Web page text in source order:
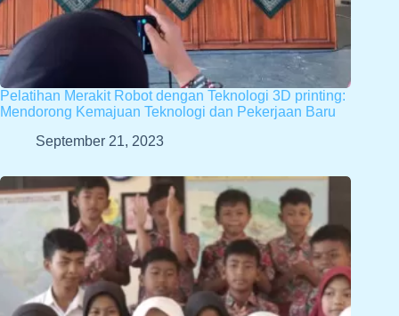
Pelatihan Merakit Robot dengan Teknologi 3D printing:
Mendorong Kemajuan Teknologi dan Pekerjaan Baru
September 21, 2023